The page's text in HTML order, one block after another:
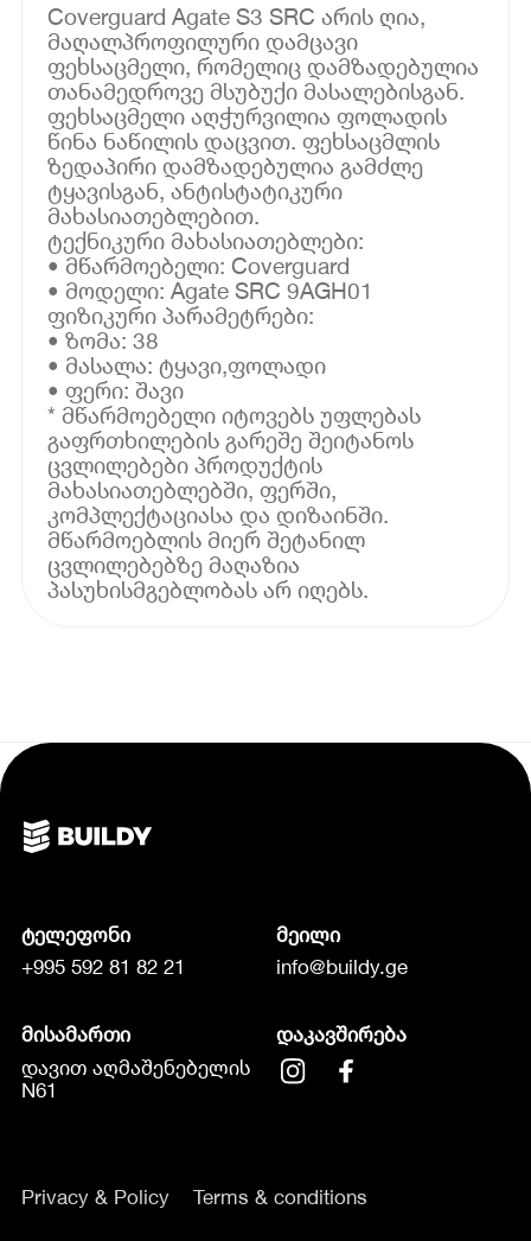
Coverguard Agate S3 SRC არის ღია,
მაღალპროფილური დამცავი
ფეხსაცმელი, რომელიც დამზადებულია
თანამედროვე მსუბუქი მასალებისგან.
ფეხსაცმელი აღჭურვილია ფოლადის
წინა ნაწილის დაცვით. ფეხსაცმლის
ზედაპირი დამზადებულია გამძლე
ტყავისგან, ანტისტატიკური
მახასიათებლებით.
ტექნიკური მახასიათებლები:
• მწარმოებელი: Coverguard
• მოდელი: Agate SRC 9AGH01
ფიზიკური პარამეტრები:
• ზომა: 38
• მასალა: ტყავი,ფოლადი
• ფერი: შავი
* მწარმოებელი იტოვებს უფლებას
გაფრთხილების გარეშე შეიტანოს
ცვლილებები პროდუქტის
მახასიათებლებში, ფერში,
კომპლექტაციასა და დიზაინში.
მწარმოებლის მიერ შეტანილ
ცვლილებებზე მაღაზია
პასუხისმგებლობას არ იღებს.
ტელეფონი
+995 592 81 82 21
მეილი
info@buildy.ge
მისამართი
დავით აღმაშენებელის
N61
დაკავშირება
Privacy & Policy Terms & conditions